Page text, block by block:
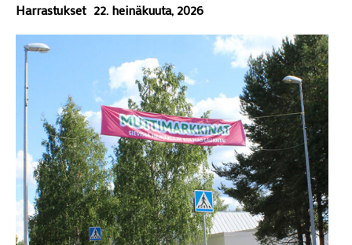
Harrastukset 22. heinäkuuta, 2026